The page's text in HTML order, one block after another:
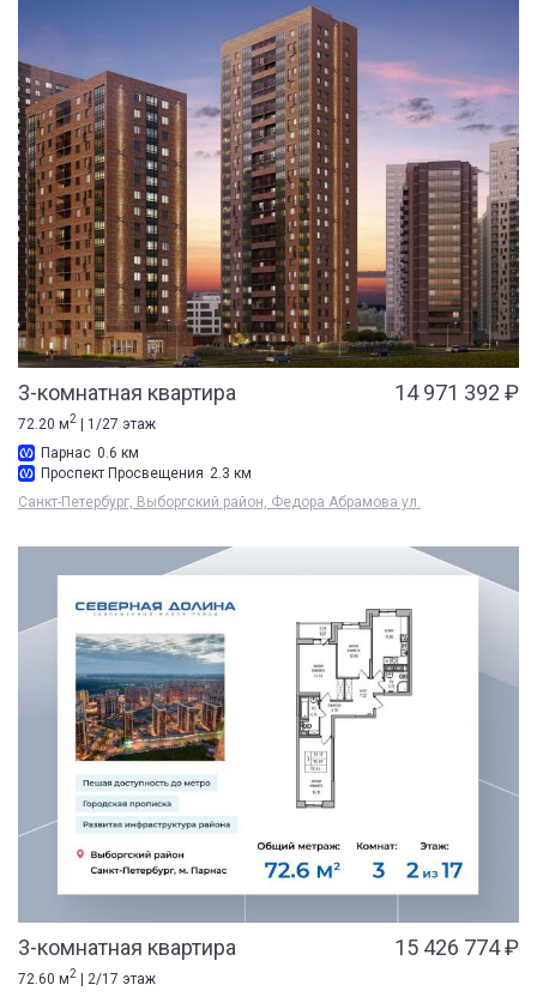
3-комнатная квартира 14 971 392 ₽
72.20 м2
| 1/27 этаж
Парнас 0.6 км
Проспект Просвещения 2.3 км
Санкт-Петербург, Выборгский район, Федора Абрамова ул.
3-комнатная квартира 15 426 774 ₽
72.60 м2 | 2/17 этаж